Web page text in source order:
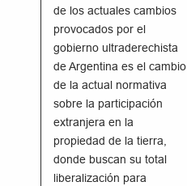
de los actuales cambios
provocados por el
gobierno ultraderechista
de Argentina es el cambio
de la actual normativa
sobre la participación
extranjera en la
propiedad de la tierra,
donde buscan su total
liberalización para